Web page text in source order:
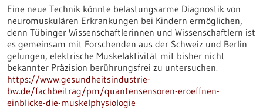
Eine neue Technik könnte belastungsarme Diagnostik von
neuromuskulären Erkrankungen bei Kindern ermöglichen,
denn Tübinger Wissenschaftlerinnen und Wissenschaftlern ist
es gemeinsam mit Forschenden aus der Schweiz und Berlin
gelungen, elektrische Muskelaktivität mit bisher nicht
bekannter Präzision berührungsfrei zu untersuchen.
https://www.gesundheitsindustrie-
bw.de/fachbeitrag/pm/quantensensoren-eroeffnen-
einblicke-die-muskelphysiologie